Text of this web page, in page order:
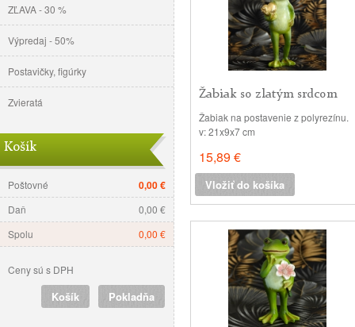
ZĽAVA - 30 %
Výpredaj - 50%
Postavičky, figúrky
Zvieratá
Košík
0,00 €
Poštovné
0,00 €
Daň
0,00 €
Spolu
Ceny sú s DPH
Pokladňa
Košík
Žabiak so zlatým srdcom
21cm
Žabiak na postavenie z polyrezínu.
v: 21x9x7 cm
15,89 €
Vložiť do košíka